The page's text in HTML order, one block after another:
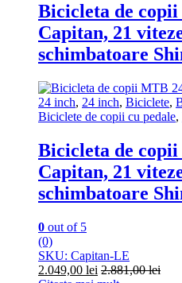
Bicicleta de
Capitan, 21
schimbatoare
24 inch, 24 inch, Biciclete,
Biciclete de copii cu pedale,
Bicicleta de
Capitan, 21
schimbatoare
0 out of 5
(0)
SKU: Capitan-LE
2.049,00 lei 2.881,00lei